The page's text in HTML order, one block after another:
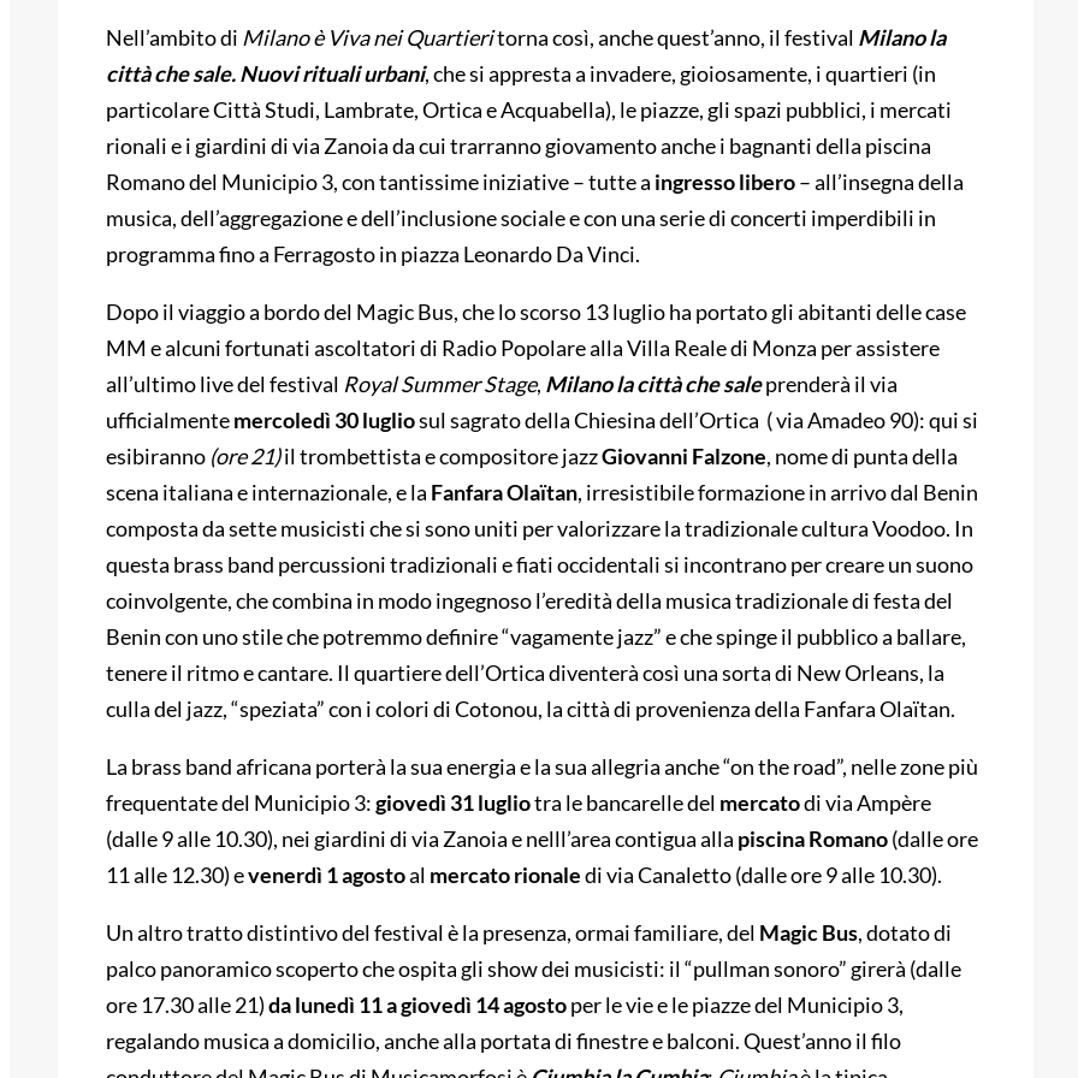
Nell’ambito di Milano è Viva nei Quartieritorna così, anche quest’anno, il festival Milano la
città che sale. Nuovi rituali urbani, che si appresta a invadere, gioiosamente, i quartieri (in
particolare Città Studi, Lambrate, Ortica e Acquabella), le piazze, gli spazi pubblici, i mercati
rionalie i giardini di via Zanoia da cui trarranno giovamento anche i bagnanti della piscina
Romanodel Municipio 3, con tantissime iniziative – tutte a ingresso libero– all’insegna della
musica, dell’aggregazione e dell’inclusione sociale e con una serie di concerti imperdibili in
programma fino a Ferragosto in piazza Leonardo Da Vinci.
Dopo il viaggio a bordo del Magic Bus, che lo scorso 13 luglio ha portato gli abitanti delle case
MM e alcuni fortunati ascoltatori di Radio Popolare alla Villa Reale di Monza per assistere
all’ultimo live del festival Royal Summer Stage, Milano la città che saleprenderà il via
ufficialmentemercoledì 30 lugliosul sagrato della Chiesina dell’Ortica ( via Amadeo 90):qui si
esibiranno (ore 21)il trombettista e compositore jazzGiovanni Falzone, nome di punta della
scena italiana e internazionale, e la Fanfara Olaïtan, irresistibile formazione in arrivo dal Benin
composta da sette musicisti che si sono uniti per valorizzare la tradizionale cultura Voodoo. In
questa brass band percussioni tradizionali e fiati occidentali si incontrano per creare un suono
coinvolgente, che combina in modo ingegnoso l’eredità della musica tradizionale di festa del
Benin con uno stile che potremmo definire “vagamente jazz” e che spinge il pubblico a ballare,
tenere il ritmo e cantare. Il quartiere dell’Ortica diventerà così una sorta di New Orleans, la
culla del jazz, “speziata” con i colori di Cotonou, la città di provenienza della Fanfara Olaïtan.
La brass band africana porterà la sua energia e la sua allegria anche “on the road”, nelle zone più
frequentate del Municipio 3:giovedì 31 lugliotra le bancarelle del mercatodi via Ampère
(dalle 9 alle 10.30), nei giardini di via Zanoia e nelll’area contigua alla piscina Romano(dalle ore
11 alle 12.30) evenerdì 1 agostoal mercato rionaledi via Canaletto (dalle ore 9 alle 10.30).
Un altro tratto distintivo del festival è la presenza, ormai familiare, del Magic Bus, dotato di
palco panoramico scoperto che ospita gli show dei musicisti: il “pullman sonoro” girerà (dalle
ore 17.30 alle 21)da lunedì 11 a giovedì 14 agostoper le vie e le piazze del Municipio 3,
regalando musica a domicilio, anche alla portata di finestre e balconi. Quest’anno il filo